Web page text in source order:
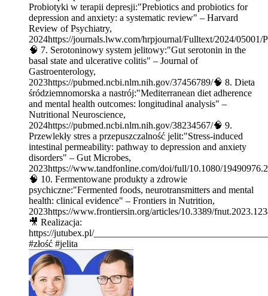
Probiotyki w terapii depresji:"Prebiotics and probiotics for
depression and anxiety: a systematic review" – Harvard
Review of Psychiatry,
2024https://journals.lww.com/hrpjournal/Fulltext/2024/05001/
🧠 7. Serotoninowy system jelitowy:"Gut serotonin in the
basal state and ulcerative colitis" – Journal of
Gastroenterology,
2023https://pubmed.ncbi.nlm.nih.gov/37456789/🧠 8. Dieta
śródziemnomorska a nastrój:"Mediterranean diet adherence
and mental health outcomes: longitudinal analysis" –
Nutritional Neuroscience,
2024https://pubmed.ncbi.nlm.nih.gov/38234567/🧠 9.
Przewlekły stres a przepuszczalność jelit:"Stress-induced
intestinal permeability: pathway to depression and anxiety
disorders" – Gut Microbes,
2023https://www.tandfonline.com/doi/full/10.1080/
🧠 10. Fermentowane produkty a zdrowie
psychiczne:"Fermented foods, neurotransmitters and mental
health: clinical evidence" – Frontiers in Nutrition,
2023https://www.frontiersin.org/articles/10.3389/
🎥 Realizacja:
https://jutubex.pl/
#złość #jelita